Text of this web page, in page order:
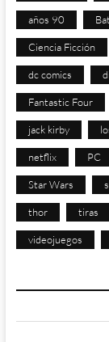
años 90
Ciencia Ficción
dc comics
Fantastic Four
jack kirby
netflix PC
Star Wars
thor tiras
videojuegos